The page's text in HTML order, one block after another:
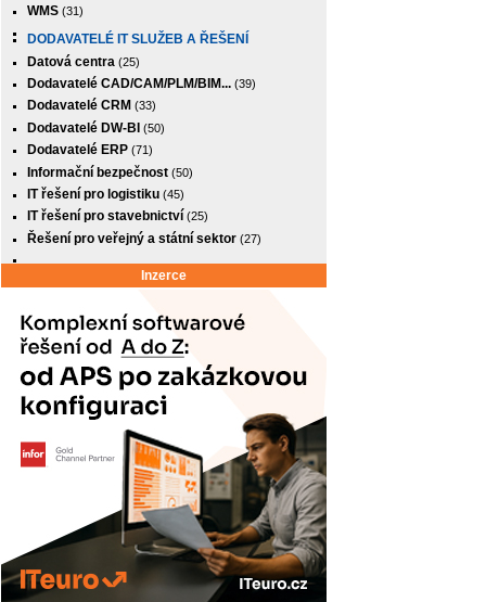
WMS (31)
DODAVATELÉ IT SLUŽEB A ŘEŠENÍ
Datová centra (25)
Dodavatelé CAD/CAM/PLM/BIM... (39)
Dodavatelé CRM (33)
Dodavatelé DW-BI (50)
Dodavatelé ERP (71)
Informační bezpečnost (50)
IT řešení pro logistiku (45)
IT řešení pro stavebnictví (25)
Řešení pro veřejný a státní sektor (27)
Inzerce